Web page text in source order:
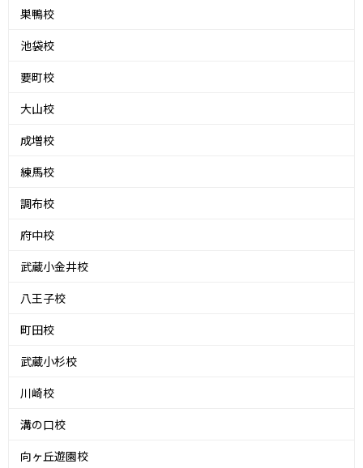
巣鴨校
池袋校
要町校
大山校
成増校
練馬校
調布校
府中校
武蔵小金井校
八王子校
町田校
武蔵小杉校
川崎校
溝の口校
向ヶ丘遊園校